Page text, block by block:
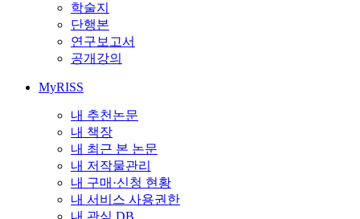
학술지
단행본
연구보고서
공개강의
MyRISS
내 추천논문
내 책장
내 최근 본 논문
내 저작물관리
내 구매·신청 현황
내 서비스 사용권한
내 관심 DB